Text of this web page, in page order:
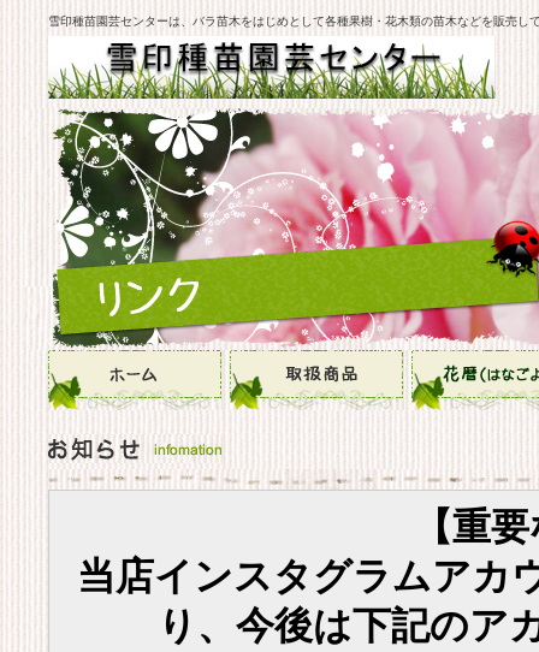
雪印種苗園芸センターは、バラ苗木をはじめとして各種果樹・花木類の苗木などを販売し
【重
当店インスタグラムアカ
り、今後は下記のア